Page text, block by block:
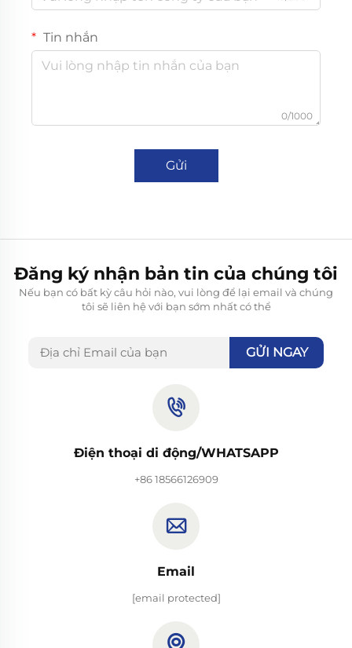
Tin nhắn
0/1000
Gửi
Đăng ký nhận bản tin của chúng tôi
Nếu bạn có bất kỳ câu hỏi nào, vui lòng để lại email và chúng
tôi sẽ liên hệ với bạn sớm nhất có thể
GỬI NGAY
Điện thoại di động/WHATSAPP
+86 18566126909
Email
[email protected]